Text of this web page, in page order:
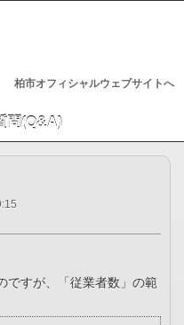
柏市オフィシャルウェブサイトへ
ですが、「従業者数」の範